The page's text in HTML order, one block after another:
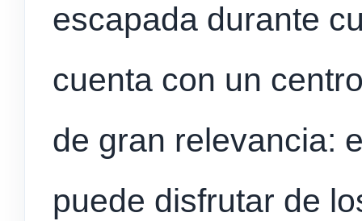
escapada durante
cuenta con un
de gran relevancia:
puede disfrutar de